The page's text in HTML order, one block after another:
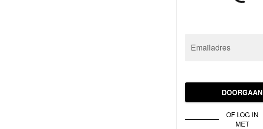
Emailadres
DOORGAAN
OF LOG IN
MET